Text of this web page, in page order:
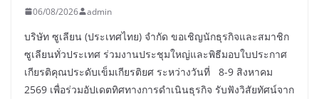
06/08/2026 admin
บริษัท ซูเลียน (ประเทศไทย) จำกัด ขอเชิญนักธุรกิจและสมาชิก
ซูเลียนทั่วประเทศ ร่วมงานประชุมใหญ่และพิธีมอบใบประกาศ
เกียรติคุณประดับเข็มเกียรติยศ ระหว่างวันที่ 8-9 สิงหาคม
2569 เพื่อร่วมอัปเดตทิศทางการดำเนินธุรกิจ รับฟังวิสัยทัศน์จาก